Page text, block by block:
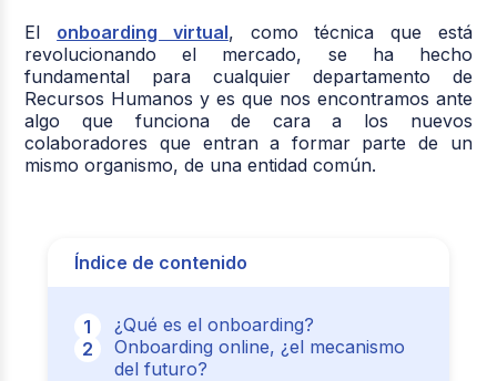
El onboarding virtual, como técnica que está
revolucionando el mercado, se ha hecho
fundamental para cualquier departamento de
Recursos Humanos y es que nos encontramos ante
algo que funciona de cara a los nuevos
colaboradores que entran a formar parte de un
mismo organismo, de una entidad común.
Índice de contenido
¿Qué es el onboarding?
Onboarding online, ¿el mecanismo
del futuro?